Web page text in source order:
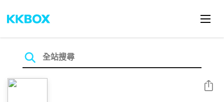
分享